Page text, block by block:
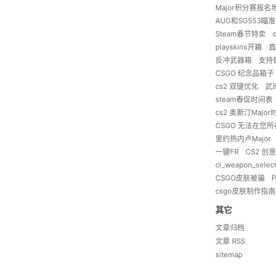
Major积分赛报名
AUG和SG553瞄
Steam春节特卖
playskins开箱
反冲武器箱
支持
CSGO 纪念品箱子
cs2 双键优化
武
steam春促时间表
cs2 奥斯汀Major
CSGO 无法在您
里约热内卢Major
一键FR
CS2 创
CSGO皮肤被骗
csgo皮肤制作指南
其它
文章归档
文章 RSS
sitemap